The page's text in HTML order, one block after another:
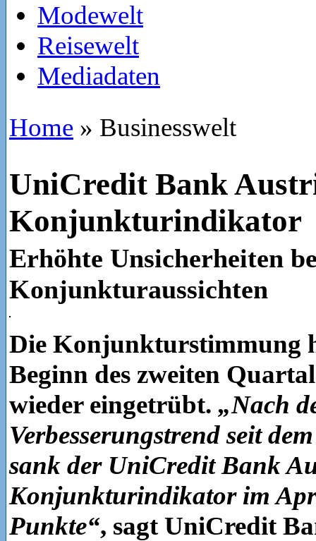
Modewelt
Reisewelt
Mediadaten
Home » Businesswelt
UniCredit Bank
Konjunkturindikator
Erhöhte Unsicherheiten
Konjunkturaussichten
Die Konjunkturstimmung
Beginn des zweiten
wieder eingetrübt. „Nach
Verbesserungstrend seit
sank der UniCredit Bank
Konjunkturindikator im
Punkte“, sagt UniCredit